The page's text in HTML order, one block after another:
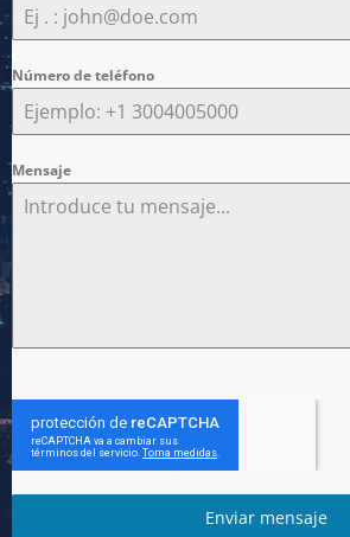
Número de teléfono
Mensaje
Enviar mensaje